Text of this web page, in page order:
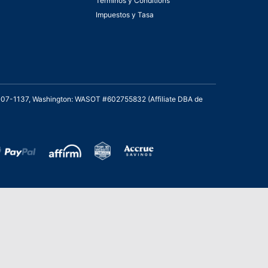
Impuestos y Tasa
1137, Washington: WASOT #602755832 (Affiliate DBA de